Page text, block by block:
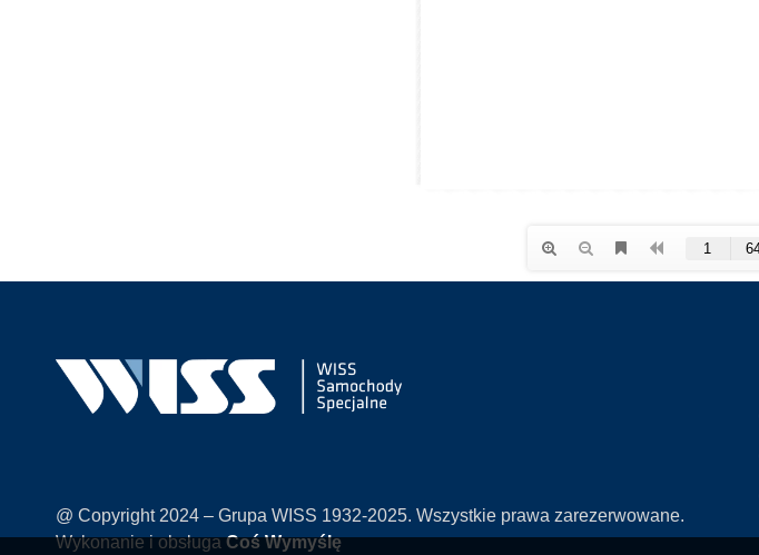
@ Copyright 2024 – Grupa WISS 1932-2025. Wszystkie prawa zarezerwowane.
Wykonanie i obsługaCoś Wymyślę